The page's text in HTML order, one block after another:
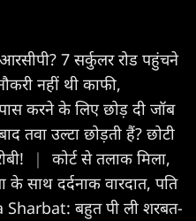
7 सर्कुलर रोड पहुंचने
नहीं थी काफी,
पास करने के लिए छोड़ दी जॉब
तवा उल्टा छोड़ती हैं? छोटी
|
कोर्ट से तलाक मिला,
साथ दर्दनाक वारदात, पति
Sharbat: बहुत पी ली शरबत-